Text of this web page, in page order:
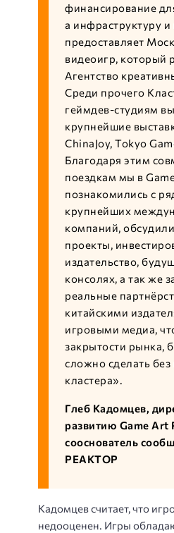
финансирование
а инфраструктуру
предоставляет
видеоигр, который
Агентство
Среди прочего
геймдев-студиям
крупнейшие
ChinaJoy, Tokyo
Благодаря этим
поездкам мы в
познакомились с
крупнейших
компаний,
проекты,
издательство,
консолях, а так же
реальные
китайскими
игровыми медиа,
закрытости рынка,
сложно сделать
кластера».
Глеб Кадомцев,
развитию Game Art
сооснователь
РЕАКТОР
Кадомцев считает, что
недооценен. Игры